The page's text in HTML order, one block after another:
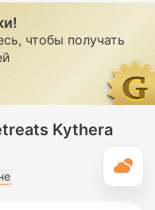
чтобы получать
Kythera